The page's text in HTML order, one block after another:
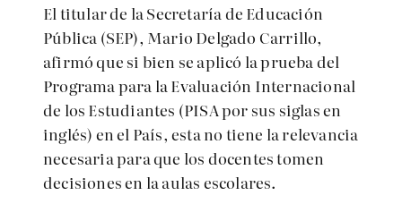
El titular de la Secretaría de Educación
Pública (SEP), Mario Delgado Carrillo,
afirmó que si bien se aplicó la prueba del
Programa para la Evaluación Internacional
de los Estudiantes (PISA por sus siglas en
inglés) en el País, esta no tiene la relevancia
necesaria para que los docentes tomen
decisiones en la aulas escolares.